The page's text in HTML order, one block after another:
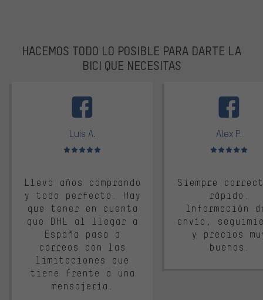
HACEMOS TODO LO POSIBLE PARA DARTE LA
BICI QUE NECESITAS
Luis A.
Valoración media: 5 de 5
Llevo años comprando
y todo perfecto. Hay
que tener en cuenta
que DHL al llegar a
España pasa a
correos con las
limitaciones que
tiene frente a una
mensajería.
Alex P.
Valoración
Siempre
rápido.
Información
envío,
y precios
buenos.